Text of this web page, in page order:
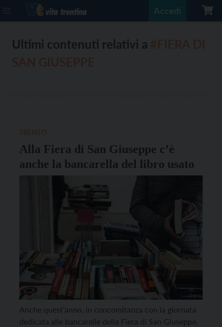
Accedi
Ultimi contenuti relativi a
Alla Fiera di San Giuseppe c’è
anche la bancarella del libro usato
Anche quest’anno, in concomitanza con la giornata
dedicata alle bancarelle della Fiera di San Giuseppe,